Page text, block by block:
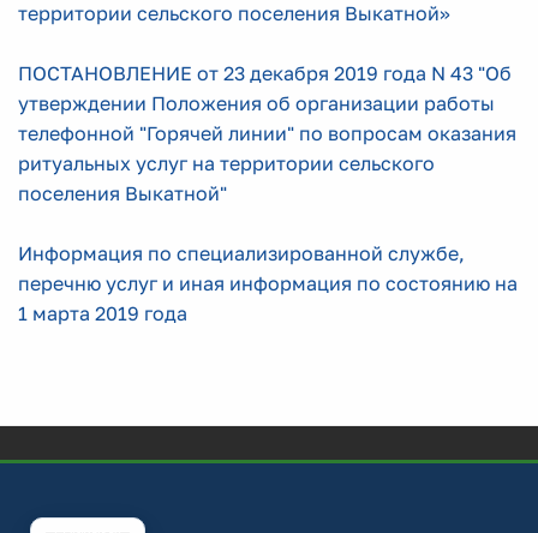
территории сельского поселения Выкатной»
ПОСТАНОВЛЕНИЕ от 23 декабря 2019 года N 43 "Об
утверждении Положения об организации работы
телефонной "Горячей линии" по вопросам оказания
ритуальных услуг на территории сельского
поселения Выкатной"
Информация по специализированной службе,
перечню услуг и иная информация по состоянию на
1 марта 2019 года